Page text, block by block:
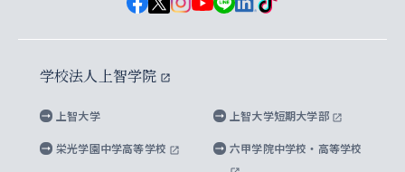
グローバル・スタディーズ研究科
水稀少社会研究センター
先進機械・構造材料イノベーションセンター
国による高等教育の修学支援新制度
大学院生対象の奨学金
海外留学する際の費用と奨学金
学外とのネットワーク
英文広報誌 SOPHIA magazine
上智大学ビジュアル・アイデンティティ
上智大学校歌 ・上智大学学生歌
上智大学への取材・キャンパスでの撮影について
上智大学の公開情報
上智大学の教育研究活動等の情報公表
キャンパス案内
学校法人上智学院
上智大学 上智大学短期大学部
栄光学園中学高等学校 六甲学院中学校・高等学校